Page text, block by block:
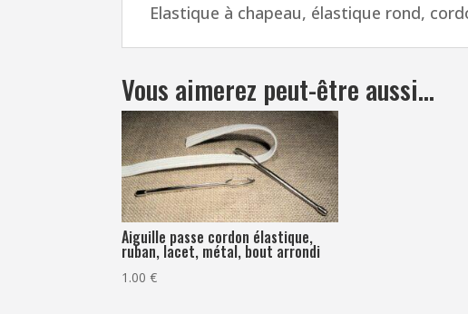
Elastique à chapeau, élastique rond,
Vous aimerez peut-être aussi…
Aiguille passe cordon élastique,
ruban, lacet, métal, bout arrondi
1.00€